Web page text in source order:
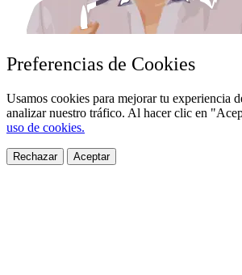
Preferencias de Cookies
Usamos cookies para mejorar tu experiencia
analizar nuestro tráfico. Al hacer clic en
uso de cookies.
Rechazar Aceptar